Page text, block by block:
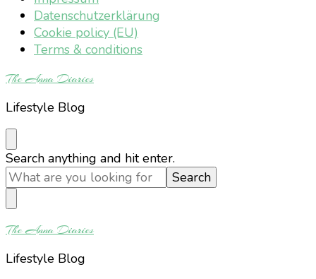
Datenschutzerklärung
Cookie policy (EU)
Terms & conditions
The Anna Diaries
Lifestyle Blog
Looking
for
Something?
Search anything and hit enter.
The Anna Diaries
Lifestyle Blog